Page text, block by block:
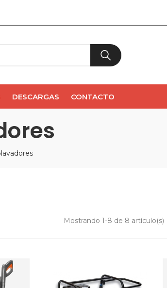
DESCARGAS CONTACTO
Mostrando 1-8 de 8 artículo(s)